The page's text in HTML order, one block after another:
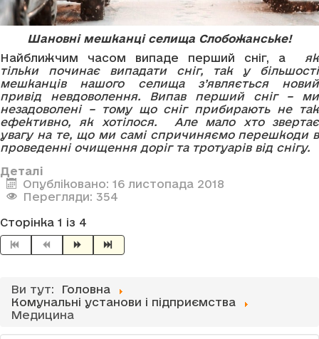
Шановні мешканці селища Слобожанське!
Найближчим часом випаде перший сніг, а як
тільки починає випадати сніг, так у більшості
мешканців нашого селища з’являється новий
привід невдоволення. Випав перший сніг – ми
незадоволені – тому що сніг прибирають не так
ефективно, як хотілося. Але мало хто звертає
увагу на те, що ми самі спричиняємо перешкоди в
проведенні очищення доріг та тротуарів від снігу.
Деталі
Опубліковано: 16 листопада 2018
Перегляди: 354
Сторінка 1 із 4
Ви тут:
Головна
Комунальні установи і підприємства
Медицина